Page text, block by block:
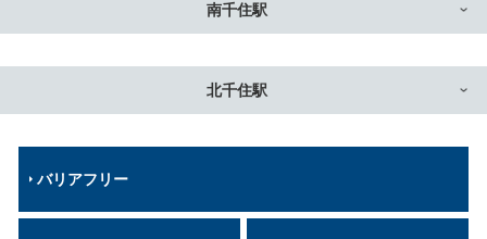
南千住駅
北千住駅
バリアフリー